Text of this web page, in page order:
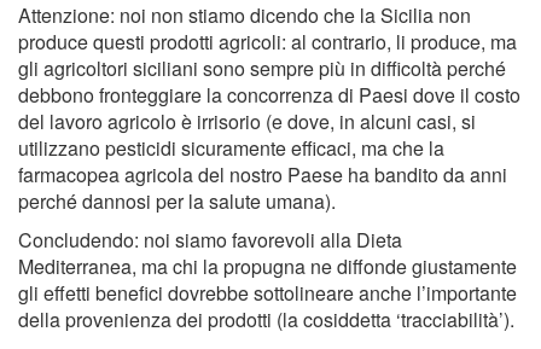
Attenzione: noi non stiamo dicendo che la Sicilia non
produce questi prodotti agricoli: al contrario, li produce, ma
gli agricoltori siciliani sono sempre più in difficoltà perché
debbono fronteggiare la concorrenza di Paesi dove il costo
del lavoro agricolo è irrisorio (e dove, in alcuni casi, si
utilizzano pesticidi sicuramente efficaci, ma che la
farmacopea agricola del nostro Paese ha bandito da anni
perché dannosi per la salute umana).
Concludendo: noi siamo favorevoli alla Dieta
Mediterranea, ma chi la propugna ne diffonde giustamente
gli effetti benefici dovrebbe sottolineare anche l’importante
della provenienza dei prodotti (la cosiddetta ‘tracciabilità’).